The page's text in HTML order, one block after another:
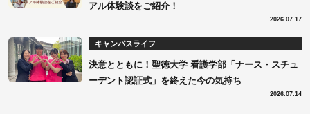
アル体験談をご紹介！
2026.07.17
キャンパスライフ
決意とともに！聖徳大学 看護学部「ナース・スチュ
ーデント認証式」を終えた今の気持ち
2026.07.14